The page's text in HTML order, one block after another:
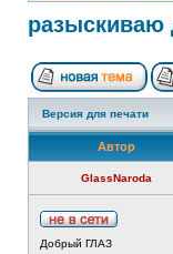
разыскиваю
Версия для печати
Автор
GlassNaroda
Добрый ГЛАЗ